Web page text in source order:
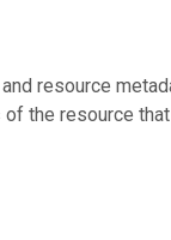
resource
the resource